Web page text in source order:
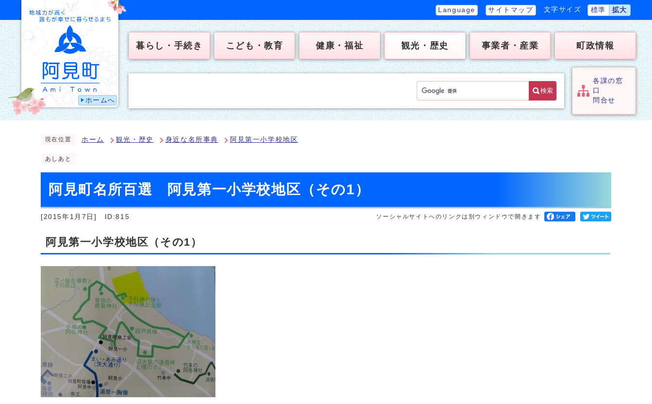
ホームへ
Language サイトマップ 文字サイズ 標準 拡大
暮らし・手続き こども・教育 健康・福祉 観光・歴史 事業者・産業 町政情報
検索
各課の窓
口
問合せ
現在位置 ホーム 観光・歴史 身近な名所事典 阿見第一小学校地区
あしあと
阿見町名所百選 阿見第一小学校地区（その1）
[2015年1月7日] ID:815 ソーシャルサイトへのリンクは別ウィンドウで開きます
阿見第一小学校地区（その1）